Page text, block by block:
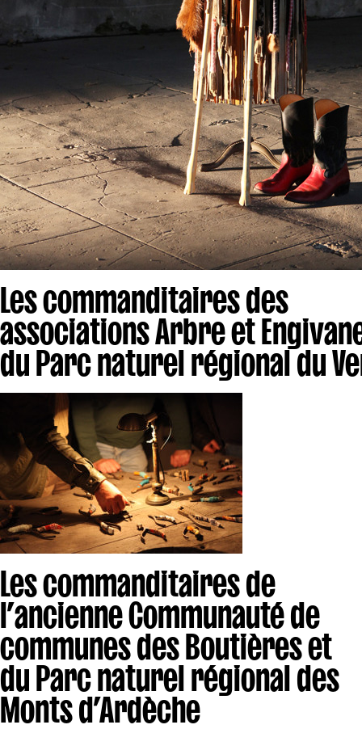
Les commanditaires des
associations Arbre et
du Parc naturel régional du
Les commanditaires de
l’ancienne Communauté de
communes des Boutières et
du Parc naturel régional des
Monts d’Ardèche